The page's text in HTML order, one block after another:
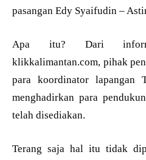
pasangan Edy Syaifudin –
Apa itu? Dari
klikkalimantan.com, pihak
para koordinator
menghadirkan para
telah disediakan.
Terang saja hal itu tidak